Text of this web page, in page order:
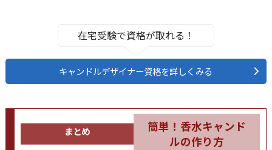
在宅受験で資格が取れる！
キャンドルデザイナー資格を詳しくみる
まとめ
簡単！香水キャンド
ルの作り方